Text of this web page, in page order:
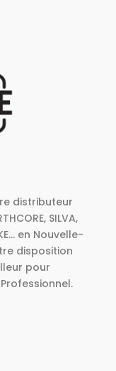
distributeur
SILVA,
en Nouvelle-
disposition
pour